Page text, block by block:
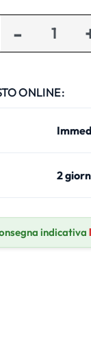
ONLINE:
2
indicativa